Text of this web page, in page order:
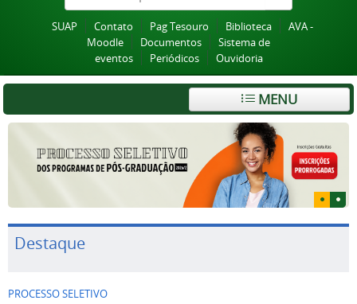
SUAP Contato Pag Tesouro Biblioteca
AVA -
Moodle
Documentos
Sistema de
eventos
Periódicos Ouvidoria
MENU
Destaque
PROCESSO SELETIVO